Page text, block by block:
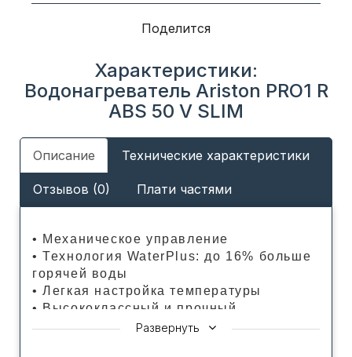
Поделится
Характеристики:
Водонагреватель Ariston PRO1 R
ABS 50 V SLIM
Описание Технические характеристики
Отзывов (0) Плати частями
• Механическое управление
• Технология WaterPlus: до 16% больше
горячей воды
• Легкая настройка температуры
• Высококлассный и прочный
изоляционный материал (полиуретан)
Развернуть